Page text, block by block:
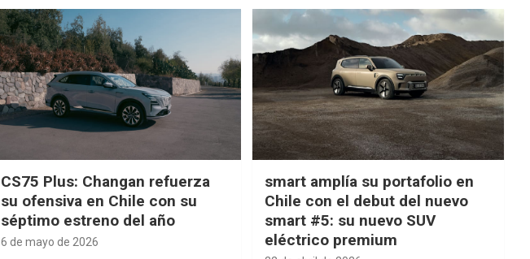
CS75 Plus: Changan refuerza
su ofensiva en Chile con su
séptimo estreno del año
6 de mayo de 2026
smart amplía su portafolio en
Chile con el debut del nuevo
smart #5: su nuevo SUV
eléctrico premium